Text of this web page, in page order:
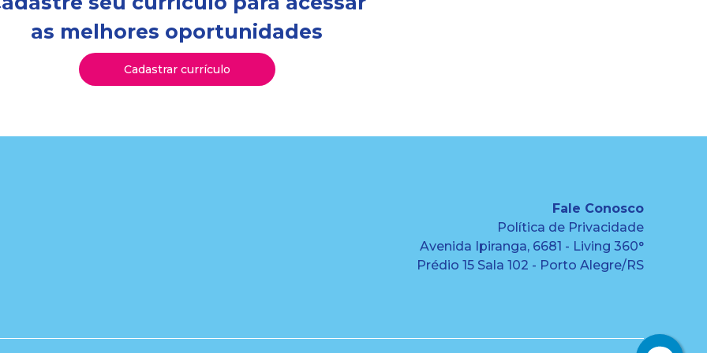
as melhores oportunidades
Cadastrar currículo
Fale Conosco
Política de Privacidade
Avenida Ipiranga, 6681 - Living 360°
Prédio 15 Sala 102 - Porto Alegre/RS